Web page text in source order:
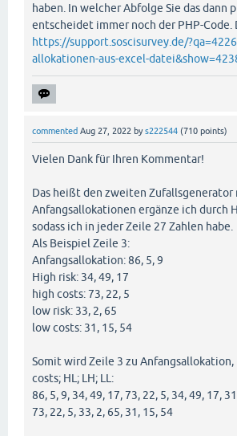
haben. In welcher Abfolge Sie das dann
entscheidet immer noch der PHP-Code.
https://support.soscisurvey.de/
allokationen-aus-excel-
commented Aug 27, 2022 bys222544 (710 points)
Vielen Dank für Ihren Kommentar!
Das heißt den zweiten Zufallsgenerator
Anfangsallokationen ergänze ich durch
sodass ich in jeder Zeile 27 Zahlen habe.
Als Beispiel Zeile 3:
Anfangsallokation: 86, 5, 9
High risk: 34, 49, 17
high costs: 73, 22, 5
low risk: 33, 2, 65
low costs: 31, 15, 54
Somit wird Zeile 3 zu Anfangsallokation,
costs; HL; LH; LL:
86, 5, 9, 34, 49, 17, 73, 22, 5, 34, 49, 17,
73, 22, 5, 33, 2, 65, 31, 15, 54